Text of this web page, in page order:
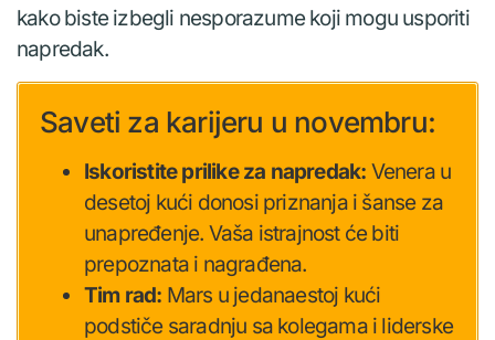
kako biste izbegli nesporazume koji mogu usporiti
napredak.
Saveti za karijeru u novembru:
Iskoristite prilike za napredak: Venera u
desetoj kući donosi priznanja i šanse za
unapređenje. Vaša istrajnost će biti
prepoznata i nagrađena.
Tim rad: Mars u jedanaestoj kući
podstiče saradnju sa kolegama i liderske